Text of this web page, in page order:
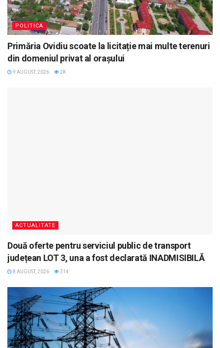
POLITICA
Primăria Ovidiu scoate la licitație mai multe terenuri
din domeniul privat al orașului
9 AUGUST, 2026 2K
ACTUALITATE
Două oferte pentru serviciul public de transport
județean LOT 3, una a fost declarată INADMISIBILĂ
8 AUGUST, 2026 314